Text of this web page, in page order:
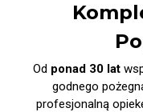
Od ponad 30 lat
godnego
profesjonalną